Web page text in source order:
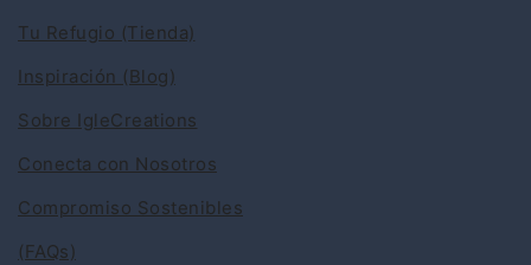
Tu Refugio (Tienda)
Inspiración (Blog)
Sobre IgleCreations
Conecta con Nosotros
Compromiso Sostenibles
(FAQs)